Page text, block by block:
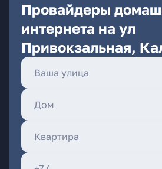
Провайдеры
интернета на ул
Привокзальная,